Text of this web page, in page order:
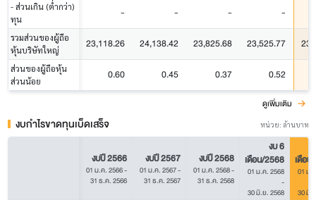
- ส่วนเกิน (ต่ำกว่า)
ทุน
- - - -
รวมส่วนของผู้ถือ
หุ้นบริษัทใหญ่
23,118.26 24,138.42 23,825.68 23,525.77
ส่วนของผู้ถือหุ้น
ส่วนน้อย
0.60 0.45 0.37 0.52
ดูเพิ่มเติม
งบกำไรขาดทุนเบ็ดเสร็จ หน่วย: ล้านบาท
งบปี 2566
01 ม.ค. 2566-
31 ธ.ค. 2566
งบปี 2567
01 ม.ค. 2567-
31 ธ.ค. 2567
งบปี 2568
01 ม.ค. 2568-
31 ธ.ค. 2568
งบ 6
เดือน/2568
01 ม.ค. 2568
-
30 มิ.ย. 2568
เดือ
01 ม.
30 มิ.